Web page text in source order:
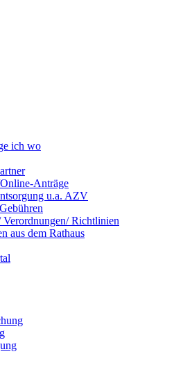
ich wo
Anträge
u.a. AZV
Verordnungen/ Richtlinien
aus dem Rathaus